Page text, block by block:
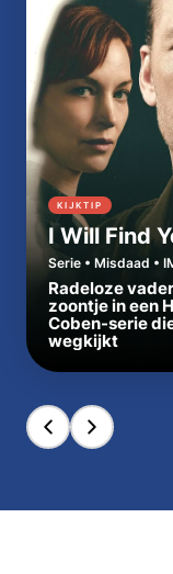
KIJKTIP
I Will Find
Serie • Misdaad •
Radeloze
zoontje in een
Coben-serie
wegkijkt